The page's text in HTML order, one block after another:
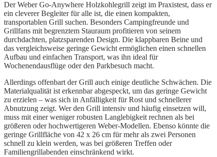
Der Weber Go-Anywhere Holzkohlegrill zeigt im Praxistest, dass er
ein cleverer Begleiter für alle ist, die einen kompakten,
transportablen Grill suchen. Besonders Campingfreunde und
Grillfans mit begrenztem Stauraum profitieren von seinem
durchdachten, platzsparenden Design. Die klappbaren Beine und
das vergleichsweise geringe Gewicht ermöglichen einen schnellen
Aufbau und einfachen Transport, was ihn ideal für
Wochenendausflüge oder den Parkbesuch macht.
Allerdings offenbart der Grill auch einige deutliche Schwächen. Die
Materialqualität ist erkennbar abgespeckt, um das geringe Gewicht
zu erzielen – was sich in Anfälligkeit für Rost und schnellerer
Abnutzung zeigt. Wer den Grill intensiv und häufig einsetzen will,
muss mit einer weniger robusten Langlebigkeit rechnen als bei
größeren oder hochwertigeren Weber-Modellen. Ebenso könnte die
geringe Grillfläche von 42 x 26 cm für mehr als zwei Personen
schnell zu klein werden, was bei größeren Treffen oder
Familiengrillabenden einschränkend wirkt.